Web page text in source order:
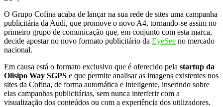
O Grupo Cofina acaba de lançar na sua rede de sites uma campanha
publicitária da Audi, que promove o novo A4, tornando-se assim no
primeiro grupo de comunicação que, em conjunto com esta marca,
decide apostar no novo formato publicitário da EyeSee no mercado
nacional.
Em causa está o formato exclusivo que é oferecido pela startup da
Olisipo Way SGPS e que permite analisar as imagens existentes nos
sites da Cofina, de forma automática e inteligente, inserindo sobre
elas campanhas publicitárias, sem nunca interferir com a
visualização dos conteúdos ou com a experiência dos utilizadores.